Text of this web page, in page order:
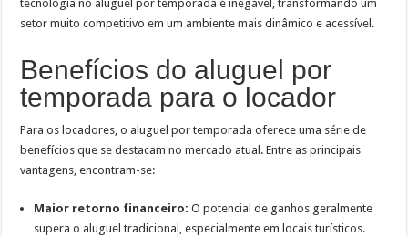
tecnologia no aluguel por temporada é inegável, transformando um
setor muito competitivo em um ambiente mais dinâmico e acessível.
Benefícios do aluguel por
temporada para o locador
Para os locadores, o aluguel por temporada oferece uma série de
benefícios que se destacam no mercado atual. Entre as principais
vantagens, encontram-se:
Maior retorno financeiro: O potencial de ganhos geralmente
supera o aluguel tradicional, especialmente em locais turísticos.